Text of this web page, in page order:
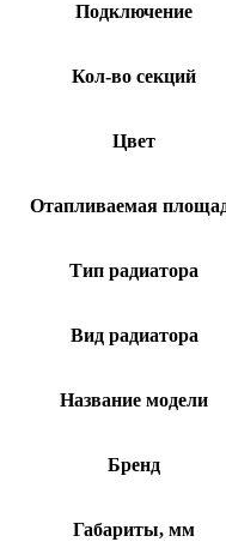
Подключение
Кол-во секций
Цвет
Отапливаемая
Тип радиатора
Вид радиатора
Название модели
Бренд
Габариты, мм